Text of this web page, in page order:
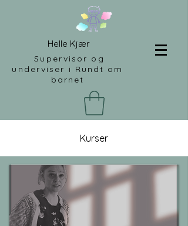
Helle Kjær
Supervisor og
underviser i Rundt om
barnet
Kurser